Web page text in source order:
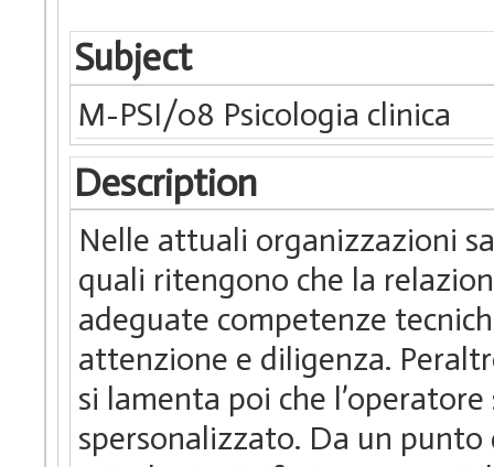
Subject
M-PSI/08 Psicologia clinica
Description
Nelle attuali organizzazioni
quali ritengono che la
adeguate competenze
attenzione e diligenza.
si lamenta poi che
spersonalizzato. Da un